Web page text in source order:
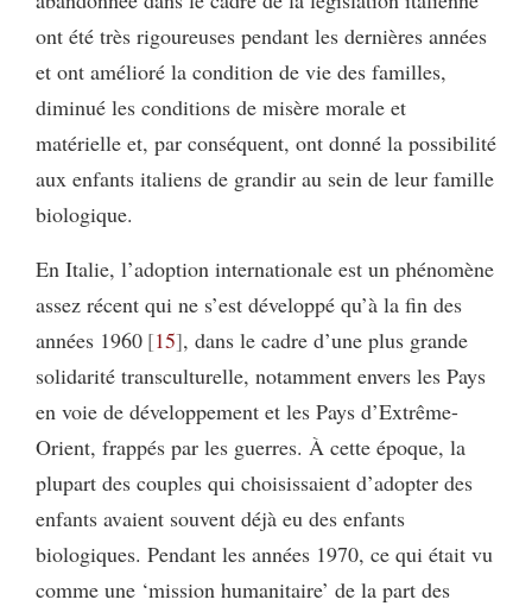
ont été très rigoureuses pendant les dernières années
et ont amélioré la condition de vie des familles,
diminué les conditions de misère morale et
matérielle et, par conséquent, ont donné la possibilité
aux enfants italiens de grandir au sein de leur famille
biologique.
En Italie, l’adoption internationale est un phénomène
assez récent qui ne s’est développé qu’à la fin des
années 1960 15 , dans le cadre d’une plus grande
solidarité transculturelle, notamment envers les Pays
en voie de développement et les Pays d’Extrême-
Orient, frappés par les guerres. À cette époque, la
plupart des couples qui choisissaient d’adopter des
enfants avaient souvent déjà eu des enfants
biologiques. Pendant les années 1970, ce qui était vu
comme une ‘mission humanitaire’ de la part des